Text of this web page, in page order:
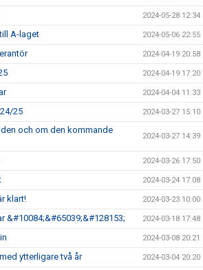
2024-05-28 12:34
A-laget 2024-05-06 22:55
2024-04-19 20:58
2024-04-19 17:20
2024-04-04 11:33
25 2024-03-27 15:10
och om den kommande
2024-03-27 14:39
2024-03-26 17:50
2024-03-24 17:08
klart! 2024-03-23 10:00
&#10084;&#65039;&#128153; 2024-03-18 17:48
2024-03-08 20:21
ytterligare två år 2024-03-04 20:20